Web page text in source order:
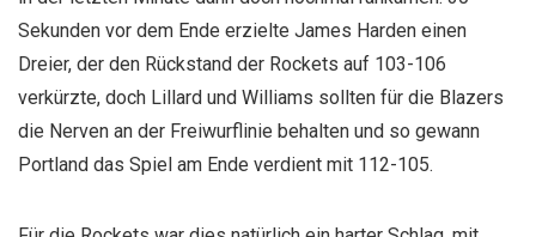
Sekunden vor dem Ende erzielte James Harden einen
Dreier, der den Rückstand der Rockets auf 103-106
verkürzte, doch Lillard und Williams sollten für die Blazers
die Nerven an der Freiwurflinie behalten und so gewann
Portland das Spiel am Ende verdient mit 112-105.